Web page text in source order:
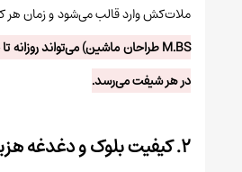
ملات‌کش وارد قالب می‌شود و زمان هر کورس به طور ثابت و
در هر شیفت می‌رسد.
۲. کیفیت بلوک و دغدغه هزینه‌های پنهان پیمانکاران